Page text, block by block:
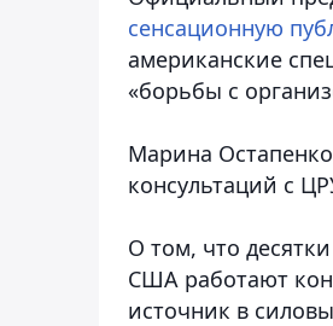
сенсационную
американские
«борьбы с
Марина
консультаций с
О том, что
США работают
источник в